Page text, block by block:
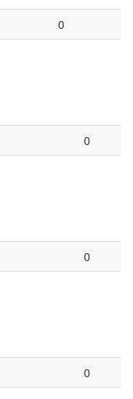
0
0
0
0